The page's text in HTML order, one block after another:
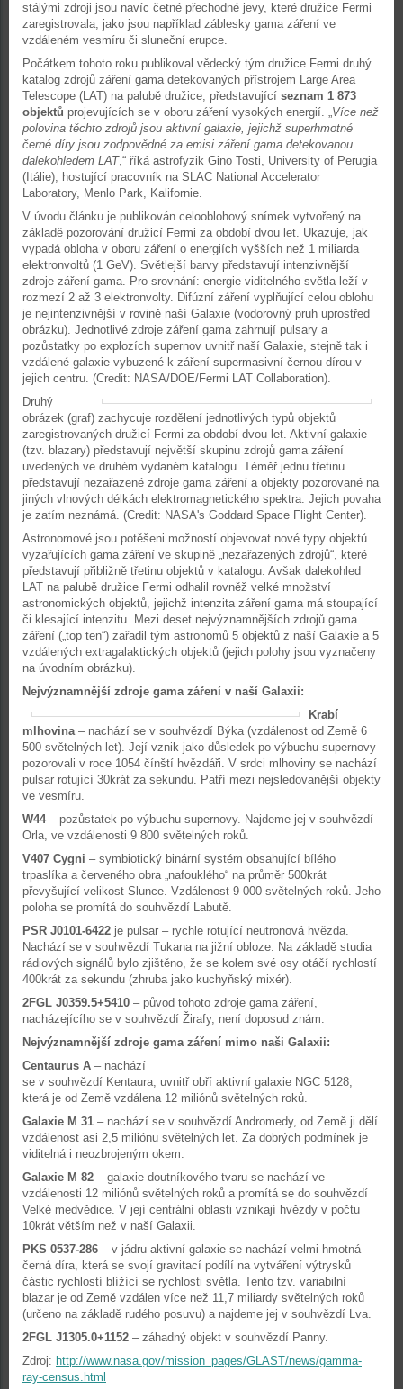
stálými zdroji jsou navíc četné přechodné jevy, které družice Fermi
zaregistrovala, jako jsou například záblesky gama záření ve
vzdáleném vesmíru či sluneční erupce.
Počátkem tohoto roku publikoval vědecký tým družice Fermi druhý
katalog zdrojů záření gama detekovaných přístrojem Large Area
Telescope (LAT) na palubě družice, představující seznam 1 873
objektů projevujících se v oboru záření vysokých energií. „Více než
polovina těchto zdrojů jsou aktivní galaxie, jejichž superhmotné
černé díry jsou zodpovědné za emisi záření gama detekovanou
dalekohledem LAT,“ říká astrofyzik Gino Tosti, University of Perugia
(Itálie), hostující pracovník na SLAC National Accelerator
Laboratory, Menlo Park, Kalifornie.
V úvodu článku je publikován celooblohový snímek vytvořený na
základě pozorování družicí Fermi za období dvou let. Ukazuje, jak
vypadá obloha v oboru záření o energiích vyšších než 1 miliarda
elektronvoltů (1 GeV). Světlejší barvy představují intenzivnější
zdroje záření gama. Pro srovnání: energie viditelného světla leží v
rozmezí 2 až 3 elektronvolty. Difúzní záření vyplňující celou oblohu
je nejintenzivnější v rovině naší Galaxie (vodorovný pruh uprostřed
obrázku). Jednotlivé zdroje záření gama zahrnují pulsary a
pozůstatky po explozích supernov uvnitř naší Galaxie, stejně tak i
vzdálené galaxie vybuzené k záření supermasivní černou dírou v
jejich centru. (Credit: NASA/DOE/Fermi LAT Collaboration).
Druhý
obrázek (graf) zachycuje rozdělení jednotlivých typů objektů
zaregistrovaných družicí Fermi za období dvou let. Aktivní galaxie
(tzv. blazary) představují největší skupinu zdrojů gama záření
uvedených ve druhém vydaném katalogu. Téměř jednu třetinu
představují nezařazené zdroje gama záření a objekty pozorované na
jiných vlnových délkách elektromagnetického spektra. Jejich povaha
je zatím neznámá. (Credit: NASA's Goddard Space Flight Center).
Astronomové jsou potěšeni možností objevovat nové typy objektů
vyzařujících gama záření ve skupině „nezařazených zdrojů“, které
představují přibližně třetinu objektů v katalogu. Avšak dalekohled
LAT na palubě družice Fermi odhalil rovněž velké množství
astronomických objektů, jejichž intenzita záření gama má stoupající
či klesající intenzitu. Mezi deset nejvýznamnějších zdrojů gama
záření („top ten“) zařadil tým astronomů 5 objektů z naší Galaxie a 5
vzdálených extragalaktických objektů (jejich polohy jsou vyznačeny
na úvodním obrázku).
Nejvýznamnější zdroje gama záření v naší Galaxii:
Krabí
mlhovina – nachází se v souhvězdí Býka (vzdálenost od Země 6
500 světelných let). Její vznik jako důsledek po výbuchu supernovy
pozorovali v roce 1054 čínští hvězdáři. V srdci mlhoviny se nachází
pulsar rotující 30krát za sekundu. Patří mezi nejsledovanější objekty
ve vesmíru.
W44– pozůstatek po výbuchu supernovy. Najdeme jej v souhvězdí
Orla, ve vzdálenosti 9 800 světelných roků.
V407 Cygni – symbiotický binární systém obsahující bílého
trpaslíka a červeného obra „nafouklého“ na průměr 500krát
převyšující velikost Slunce. Vzdálenost 9 000 světelných roků. Jeho
poloha se promítá do souhvězdí Labutě.
PSR J0101-6422 je pulsar – rychle rotující neutronová hvězda.
Nachází se v souhvězdí Tukana na jižní obloze. Na základě studia
rádiových signálů bylo zjištěno, že se kolem své osy otáčí rychlostí
400krát za sekundu (zhruba jako kuchyňský mixér).
2FGL J0359.5+5410 – původ tohoto zdroje gama záření,
nacházejícího se v souhvězdí Žirafy, není doposud znám.
Nejvýznamnější zdroje gama záření mimo naši Galaxii:
Centaurus A – nachází
se v souhvězdí Kentaura, uvnitř obří aktivní galaxie NGC 5128,
která je od Země vzdálena 12 miliónů světelných roků.
Galaxie M 31 – nachází se v souhvězdí Andromedy, od Země ji dělí
vzdálenost asi 2,5 miliónu světelných let. Za dobrých podmínek je
viditelná i neozbrojeným okem.
Galaxie M 82 – galaxie doutníkového tvaru se nachází ve
vzdálenosti 12 miliónů světelných roků a promítá se do souhvězdí
Velké medvědice. V její centrální oblasti vznikají hvězdy v počtu
10krát větším než v naší Galaxii.
PKS 0537-286 – v jádru aktivní galaxie se nachází velmi hmotná
černá díra, která se svojí gravitací podílí na vytváření výtrysků
částic rychlostí blížící se rychlosti světla. Tento tzv. variabilní
blazar je od Země vzdálen více než 11,7 miliardy světelných roků
(určeno na základě rudého posuvu) a najdeme jej v souhvězdí Lva.
2FGL J1305.0+1152 – záhadný objekt v souhvězdí Panny.
Zdroj: http://www.nasa.gov/mission_pages/GLAST/news/gamma-
ray-census.html